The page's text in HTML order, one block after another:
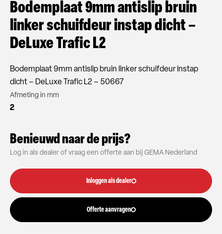
Bodemplaat 9mm antislip bruin
linker schuifdeur instap dicht –
DeLuxe Trafic L2
Bodemplaat 9mm antislip bruin linker schuifdeur instap
dicht – DeLuxe Trafic L2 – 50667
Afmeting in mm
2
Benieuwd naar de prijs?
Log in als dealer of vraag een offerte aan bij GEMA Nederland
Inloggen als dealer
Offerte aanvragen